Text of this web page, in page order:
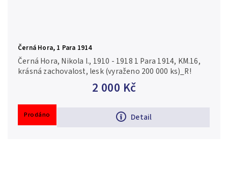
Černá Hora, 1 Para 1914
2 000 Kč
Detail
Černá Hora, Nikola I., 1910 - 1918 1 Para 1914, KM.16,
krásná zachovalost, lesk (vyraženo 200 000 ks)_R!
Prodáno